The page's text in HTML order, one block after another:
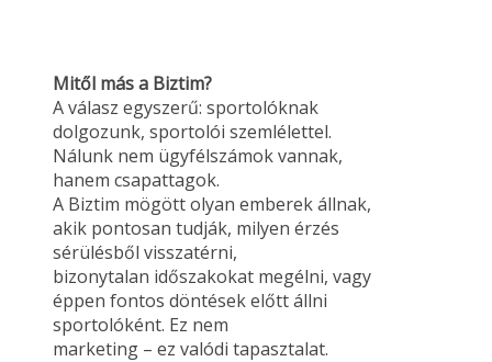
Mitől más a Biztim?
A válasz egyszerű: sportolóknak
dolgozunk, sportolói szemlélettel.
Nálunk nem ügyfélszámok vannak,
hanem csapattagok.
A Biztim mögött olyan emberek állnak,
akik pontosan tudják, milyen érzés
sérülésből visszatérni,
bizonytalan időszakokat megélni, vagy
éppen fontos döntések előtt állni
sportolóként. Ez nem
marketing – ez valódi tapasztalat.